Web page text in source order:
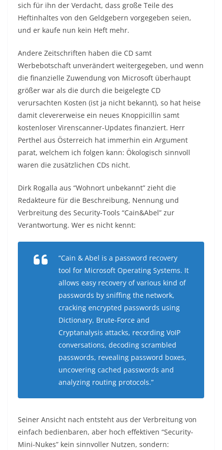
sich für ihn der Verdacht, dass große Teile des
Heftinhaltes von den Geldgebern vorgegeben seien,
und er kaufe nun kein Heft mehr.
Andere Zeitschriften haben die CD samt
Werbebotschaft unverändert weitergegeben, und wenn
die finanzielle Zuwendung von Microsoft überhaupt
größer war als die durch die beigelegte CD
verursachten Kosten (ist ja nicht bekannt), so hat heise
damit clevererweise ein neues Knoppicillin samt
kostenloser Virenscanner-Updates finanziert. Herr
Perthel aus Österreich hat immerhin ein Argument
parat, welchem ich folgen kann: Ökologisch sinnvoll
waren die zusätzlichen CDs nicht.
Dirk Rogalla aus “Wohnort unbekannt” zieht die
Redakteure für die Beschreibung, Nennung und
Verbreitung des Security-Tools “Cain&Abel” zur
Verantwortung. Wer es nicht kennt:
“Cain & Abel is a password recovery
tool for Microsoft Operating Systems. It
allows easy recovery of various kind of
passwords by sniffing the network,
cracking encrypted passwords using
Dictionary, Brute-Force and
Cryptanalysis attacks, recording VoIP
conversations, decoding scrambled
passwords, revealing password boxes,
uncovering cached passwords and
analyzing routing protocols.”
Seiner Ansicht nach entsteht aus der Verbreitung von
einfach bedienbaren, aber hoch effektiven “Security-
Mini-Nukes” kein sinnvoller Nutzen, sondern: